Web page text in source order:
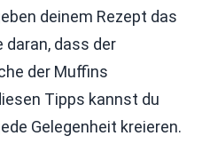
deinem Rezept das
daran, dass der
der Muffins
Tipps kannst du
Gelegenheit kreieren.